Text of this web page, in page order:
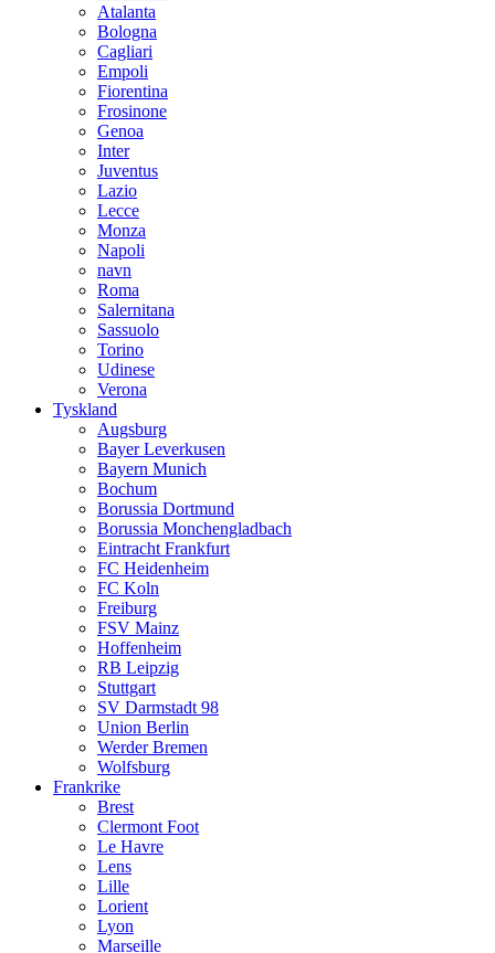
Atalanta
Bologna
Cagliari
Empoli
Fiorentina
Frosinone
Genoa
Inter
Juventus
Lazio
Lecce
Monza
Napoli
navn
Roma
Salernitana
Sassuolo
Torino
Udinese
Verona
Tyskland
Augsburg
Bayer Leverkusen
Bayern Munich
Bochum
Borussia Dortmund
Borussia Monchengladbach
Eintracht Frankfurt
FC Heidenheim
FC Koln
Freiburg
FSV Mainz
Hoffenheim
RB Leipzig
Stuttgart
SV Darmstadt 98
Union Berlin
Werder Bremen
Wolfsburg
Frankrike
Brest
Clermont Foot
Le Havre
Lens
Lille
Lorient
Lyon
Marseille